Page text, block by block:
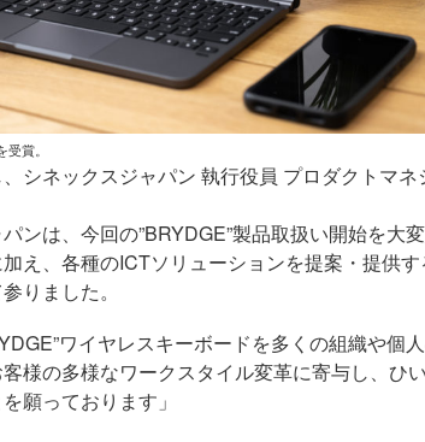
賞。
シネックスジャパン 執行役員 プロダクトマ
ンは、今回の”BRYDGE”製品取扱い開始を大
え、各種のICTソリューションを提案・提供
りました。
ワイヤレスキーボードを多くの組織や個
様の多様なワークスタイル変革に寄与し、ひ
願っております」